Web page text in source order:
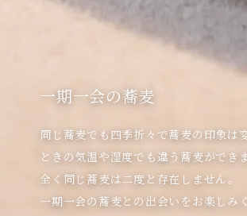
一期一会の蕎麦
同じ蕎麦でも四季折々で蕎麦の印象は
ときの気温や湿度でも違う蕎麦ができま
全く同じ蕎麦は二度と存在しません。